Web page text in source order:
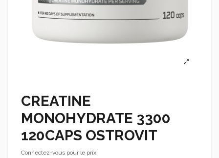
CREATINE
MONOHYDRATE 3300
120CAPS OSTROVIT
Connectez-vous pour le prix